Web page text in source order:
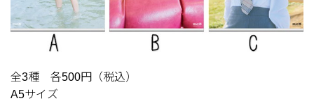
全3種 各500円（税込）
A5サイズ